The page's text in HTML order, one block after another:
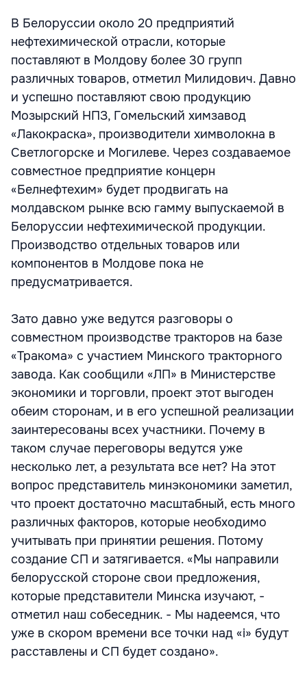
В Белоруссии около 20 предприятий
нефтехимической отрасли, которые
поставляют в Молдову более 30 групп
различных товаров, отметил Милидович. Давно
и успешно поставляют свою продукцию
Мозырский НПЗ, Гомельский химзавод
«Лакокраска», производители химволокна в
Светлогорске и Могилеве. Через создаваемое
совместное предприятие концерн
«Белнефтехим» будет продвигать на
молдавском рынке всю гамму выпускаемой в
Белоруссии нефтехимической продукции.
Производство отдельных товаров или
компонентов в Молдове пока не
предусматривается.
Зато давно уже ведутся разговоры о
совместном производстве тракторов на базе
«Тракома» с участием Минского тракторного
завода. Как сообщили «ЛП» в Министерстве
экономики и торговли, проект этот выгоден
обеим сторонам, и в его успешной реализации
заинтересованы всех участники. Почему в
таком случае переговоры ведутся уже
несколько лет, а результата все нет? На этот
вопрос представитель минэкономики заметил,
что проект достаточно масштабный, есть много
различных факторов, которые необходимо
учитывать при принятии решения. Потому
создание СП и затягивается. «Мы направили
белорусской стороне свои предложения,
которые представители Минска изучают, -
отметил наш собеседник. - Мы надеемся, что
уже в скором времени все точки над «i» будут
расставлены и СП будет создано».